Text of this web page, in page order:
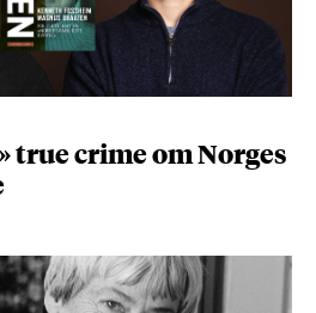
true crime om Norges